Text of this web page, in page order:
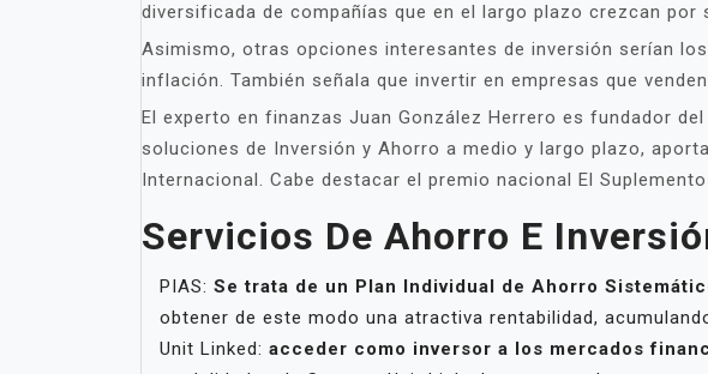
diversificada de compañías que en el largo plazo crezcan
Asimismo, otras opciones interesantes de inversión serían los
inflación. También señala que invertir en empresas que
El experto en finanzas Juan González Herrero es fundador
soluciones de Inversión y Ahorro a medio y largo plazo,
Internacional. Cabe destacar el premio nacional El
Servicios De Ahorro E
PIAS: Se trata de un Plan Individual de Ahorro
obtener de este modo una atractiva rentabilidad,
Unit Linked: acceder como inversor a los mercados